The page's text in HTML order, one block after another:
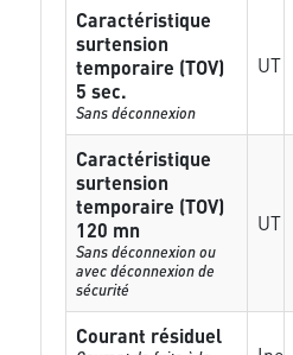
Caractéristique
surtension
temporaire (TOV)
5 sec.
Sans déconnexion
UT
Caractéristique
surtension
temporaire (TOV)
120 mn
Sans déconnexion ou
avec déconnexion de
sécurité
UT
Courant résiduel